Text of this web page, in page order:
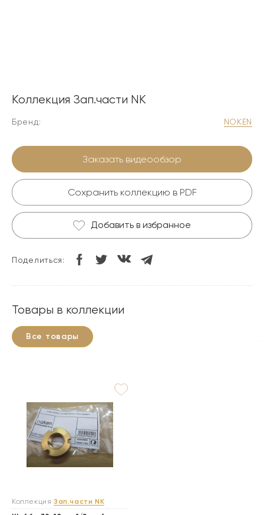
Коллекция Зап.части NK
Бренд: NOKEN
Заказать видеообзор
Сохранить коллекцию в PDF
Добавить в избранное
Поделиться:
Товары в коллекции
Все товары
Коллекция Зап.части NK